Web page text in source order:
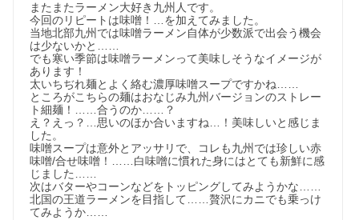
またまたラーメン大好き九州人です。
今回のリピートは味噌！…を加えてみました。
当地北部九州では味噌ラーメン自体が少数派で出会う機会
は少ないかと……
でも寒い季節は味噌ラーメンって美味しそうなイメージが
あります！
太いちぢれ麺とよく絡む濃厚味噌スープですかね……
ところがこちらの麺はおなじみ九州バージョンのストレー
ト細麺！……合うのか……？
え？えっ？…思いのほか合いますね…！美味しいと感じま
した。
味噌スープは意外とアッサリで、コレも九州では珍しい赤
味噌/合せ味噌！……白味噌に慣れた身にはとても新鮮に感
じました……
次はバターやコーンなどをトッピングしてみようかな……
北国の王道ラーメンを目指して……贅沢にカニでも乗っけ
てみようか……